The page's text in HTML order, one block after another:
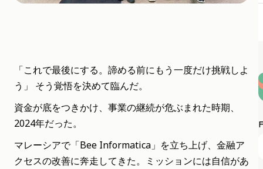
「これで最後にする。諦める前にもう一度だけ挑戦しよ
う」 そう覚悟を決めて臨んだ。
資金が底をつきかけ、事業の継続が危ぶまれた時期、
2024年だった。
マレーシアで「Bee Informatica」を立ち上げ、金融ア
クセスの改善に奔走してきた。ミッションには自信があ